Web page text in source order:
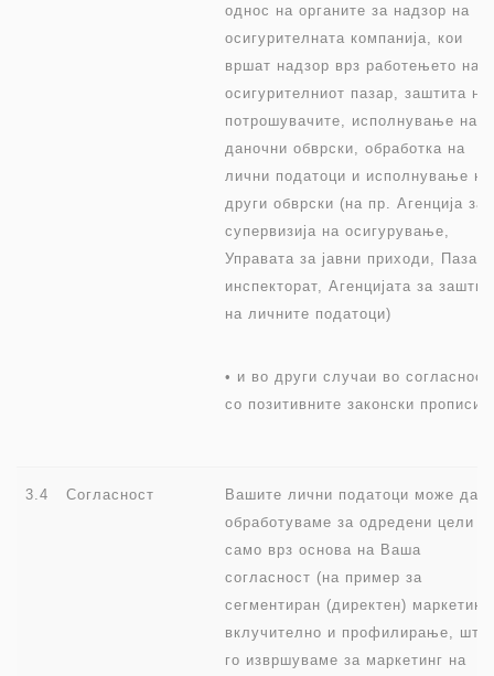
однос на органите за надзор на
осигурителната компанија, кои
вршат надзор врз работењето на
осигурителниот пазар, заштита на
потрошувачите, исполнување на
даночни обврски, обработка на
лични податоци и исполнување на
други обврски (на пр. Агенција за
супервизија на осигурување,
Управата за јавни приходи,
инспекторат, Агенцијата за
на личните податоци)
• и во други случаи во согласност
со позитивните законски прописи.
3.4 Согласност
Вашите лични податоци може да
обработуваме за одредени цели
само врз основа на Ваша
согласност (на пример за
сегментиран (директен) маркетинг,
вклучително и профилирање, што
го извршуваме за маркетинг на